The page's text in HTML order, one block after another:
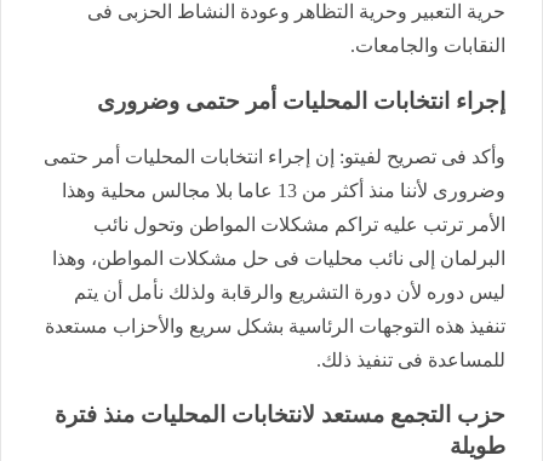
حرية التعبير وحرية التظاهر وعودة النشاط الحزبى فى
النقابات والجامعات.
إجراء انتخابات المحليات أمر حتمى وضرورى
وأكد فى تصريح لفيتو: إن إجراء انتخابات المحليات أمر حتمى
وضرورى لأننا منذ أكثر من 13 عاما بلا مجالس محلية وهذا
الأمر ترتب عليه تراكم مشكلات المواطن وتحول نائب
البرلمان إلى نائب محليات فى حل مشكلات المواطن، وهذا
ليس دوره لأن دورة التشريع والرقابة ولذلك نأمل أن يتم
تنفيذ هذه التوجهات الرئاسية بشكل سريع والأحزاب مستعدة
للمساعدة فى تنفيذ ذلك.
حزب التجمع مستعد لانتخابات المحليات منذ فترة
طويلة